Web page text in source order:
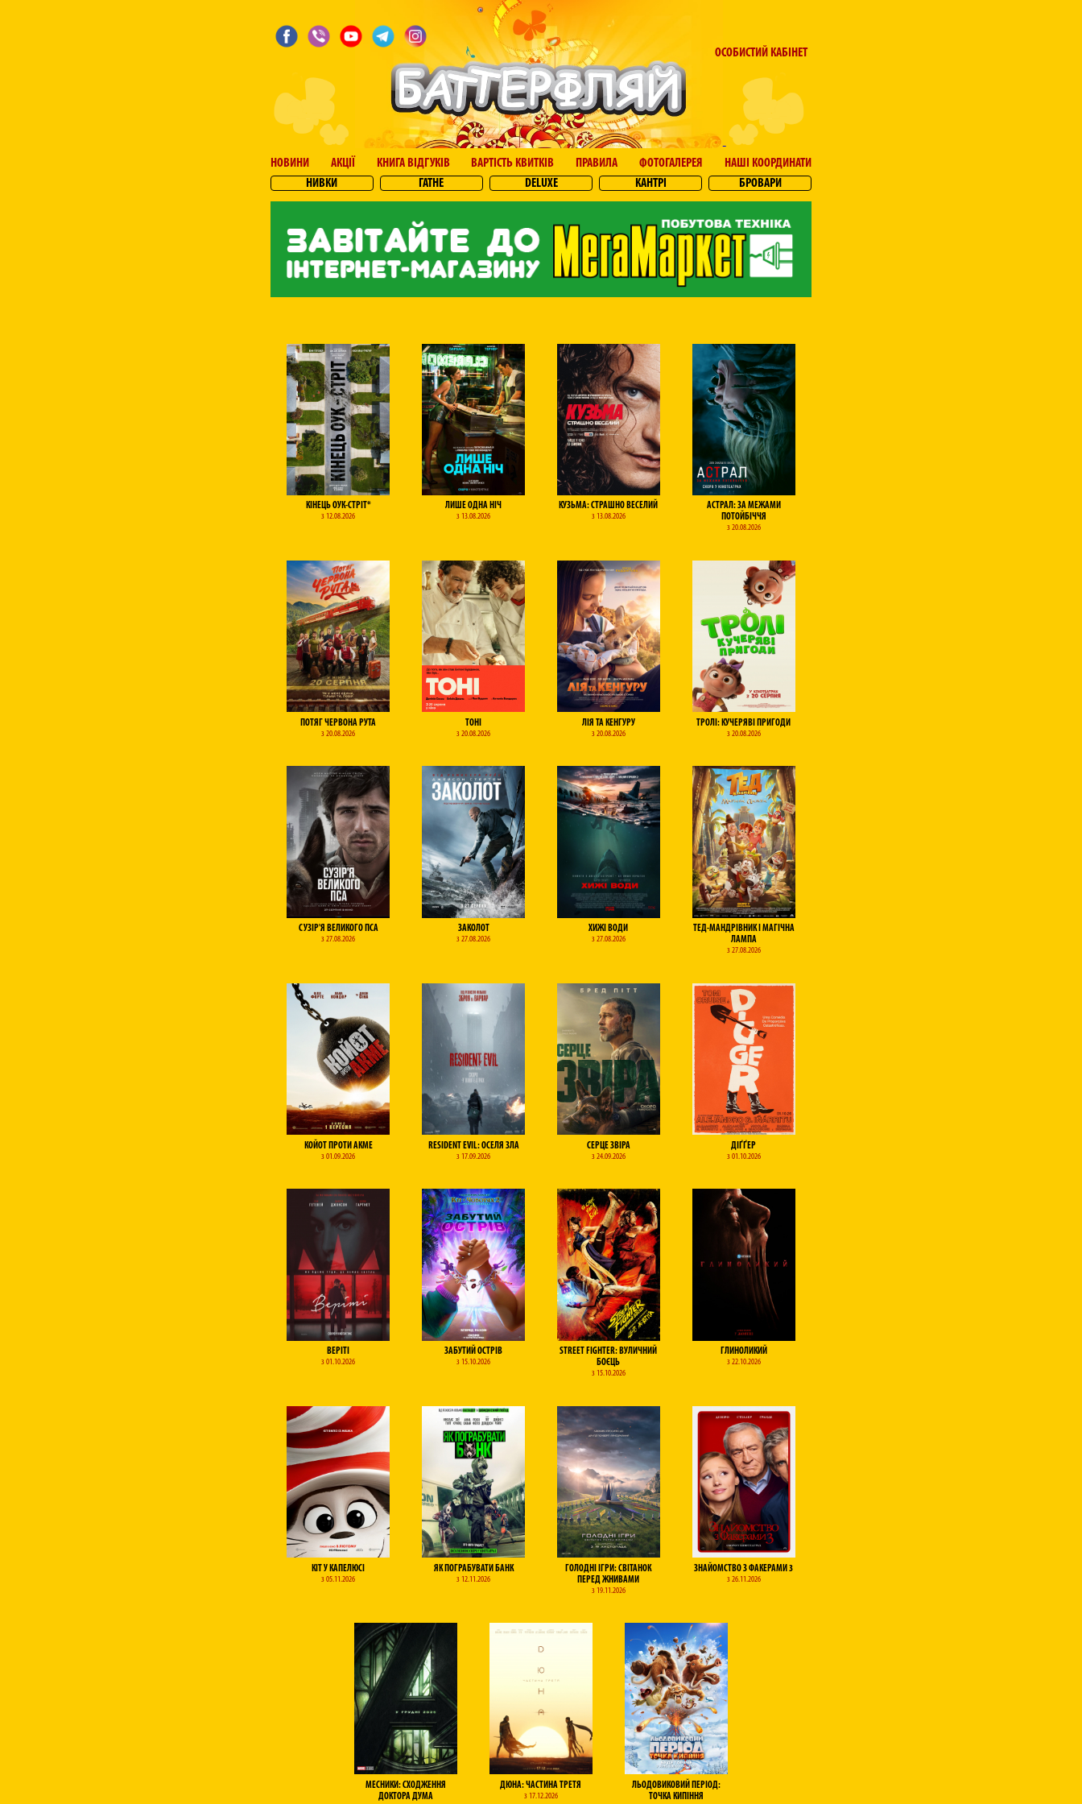
ОСОБИСТИЙ КАБІНЕТ
НОВИНИ АКЦІЇ КНИГА ВІДГУКІВ ВАРТІСТЬ КВИТКІВ ПРАВИЛА ФОТОГАЛЕРЕЯ
НАШІ КООРДИНАТИ
НИВКИ
ГАТНЕ DELUXE КАНТРІ БРОВАРИ
КІНЕЦЬ ОУК-СТРІТ*
з 12.08.2026
ЛИШЕ ОДНА НІЧ
з 13.08.2026
КУЗЬМА: СТРАШНО ВЕСЕЛИЙ
з 13.08.2026
АСТРАЛ: ЗА МЕЖАМИ
ПОТОЙБІЧЧЯ
з 20.08.2026
ПОТЯГ ЧЕРВОНА РУТА
з 20.08.2026
ТОНІ
з 20.08.2026
ЛІЯ ТА КЕНГУРУ
з 20.08.2026
ТРОЛІ: КУЧЕРЯВІ ПРИГОДИ
з 20.08.2026
СУЗІР'Я ВЕЛИКОГО ПСА
з 27.08.2026
ЗАКОЛОТ
з 27.08.2026
ХИЖІ ВОДИ
з 27.08.2026
ТЕД-МАНДРІВНИК І МАГІЧНА
ЛАМПА
з 27.08.2026
КОЙОТ ПРОТИ АКМЕ
з 01.09.2026
RESIDENT EVIL: ОСЕЛЯ ЗЛА
з 17.09.2026
СЕРЦЕ ЗВІРА
з 24.09.2026
ДІҐҐЕР
з 01.10.2026
ВЕРІТІ
з 01.10.2026
ЗАБУТИЙ ОСТРІВ
з 15.10.2026
STREET FIGHTER: ВУЛИЧНИЙ
БОЄЦЬ
з 15.10.2026
ГЛИНОЛИКИЙ
з 22.10.2026
КІТ У КАПЕЛЮСІ
з 05.11.2026
ЯК ПОГРАБУВАТИ БАНК
з 12.11.2026
ГОЛОДНІ ІГРИ: СВІТАНОК
ПЕРЕД ЖНИВАМИ
з 19.11.2026
ЗНАЙОМСТВО З ФАКЕРАМИ 3
з 26.11.2026
МЕСНИКИ: СХОДЖЕННЯ
ДОКТОРА ДУМА
ДЮНА: ЧАСТИНА ТРЕТЯ
з 17.12.2026
ЛЬОДОВИКОВИЙ ПЕРІОД:
ТОЧКА КИПІННЯ